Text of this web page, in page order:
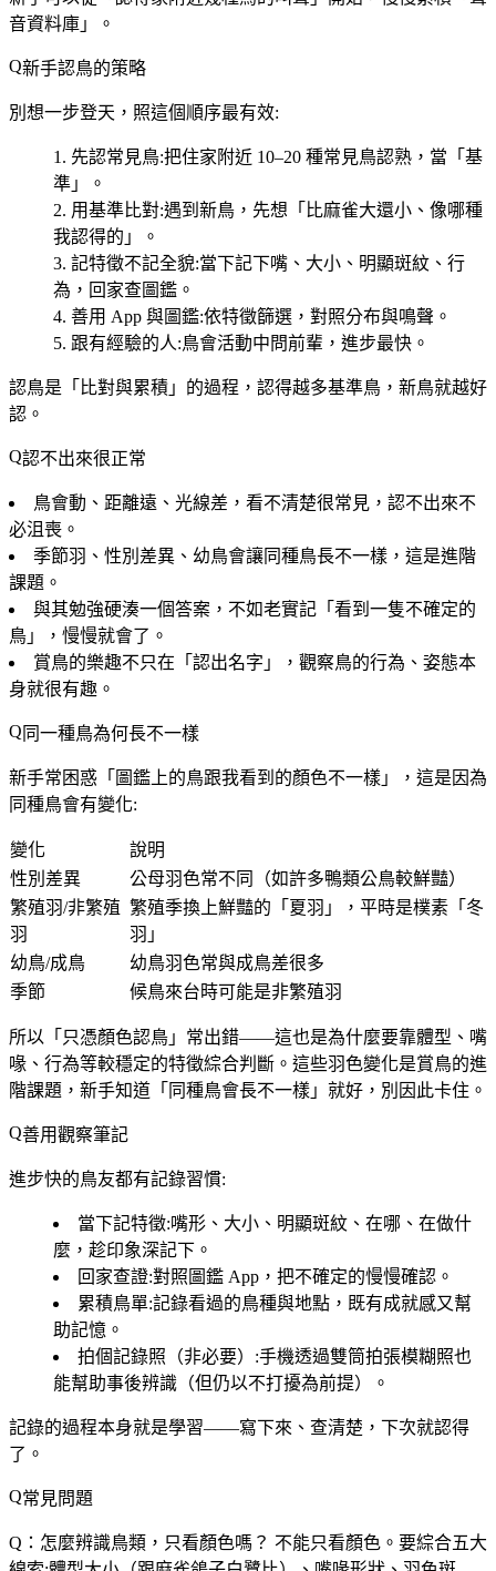
音資料庫」。
新手認鳥的策略
別想一步登天，照這個順序最有效:
先認常見鳥:把住家附近 10–20 種常見鳥認熟，當「基
準」。
用基準比對:遇到新鳥，先想「比麻雀大還小、像哪種
我認得的」。
記特徵不記全貌:當下記下嘴、大小、明顯斑紋、行
為，回家查圖鑑。
善用 App 與圖鑑:依特徵篩選，對照分布與鳴聲。
跟有經驗的人:鳥會活動中問前輩，進步最快。
認鳥是「 比對與累積 」的過程，認得越多基準鳥，新鳥就越好
認。
認不出來很正常
鳥會動、距離遠、光線差，看不清楚很常見， 認不出來不
必沮喪 。
季節羽、性別差異、幼鳥會讓同種鳥長不一樣，這是進階
課題。
與其勉強硬湊一個答案，不如老實記「看到一隻不確定的
鳥」
，慢慢就會了。
賞鳥的樂趣不只在「認出名字」，觀察鳥的行為、姿態本
身就很有趣。
同一種鳥為何長不一樣
新手常困惑「圖鑑上的鳥跟我看到的顏色不一樣」，這是因為
同種鳥會有變化:
變化
說明
性別差異
公母羽色常不同（如許多鴨類公鳥較鮮豔）
繁殖羽/非繁殖
羽
繁殖季換上鮮豔的「夏羽」，平時是樸素「冬
羽」
幼鳥/成鳥
幼鳥羽色常與成鳥差很多
季節
候鳥來台時可能是非繁殖羽
所以「 只憑顏色認鳥 」常出錯——這也是為什麼要靠體型、嘴
喙、行為等較穩定的特徵綜合判斷。這些羽色變化是賞鳥的進
階課題，新手知道「同種鳥會長不一樣」就好，別因此卡住。
善用觀察筆記
進步快的鳥友都有記錄習慣:
當下記特徵:嘴形、大小、明顯斑紋、在哪、在做什
麼，趁印象深記下。
回家查證:對照圖鑑 App，把不確定的慢慢確認。
累積鳥單:記錄看過的鳥種與地點，既有成就感又幫
助記憶。
拍個記錄照（非必要） :手機透過雙筒拍張模糊照也
能幫助事後辨識（但仍以不打擾為前提）。
記錄的過程本身就是學習——寫下來、查清楚，下次就認得
了。
常見問題
Q：怎麼辨識鳥類，只看顏色嗎？ 不能只看顏色。要綜合五大